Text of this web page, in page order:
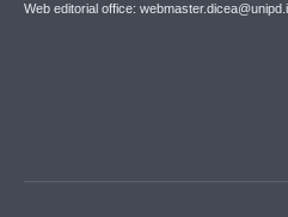
Web editorial office: